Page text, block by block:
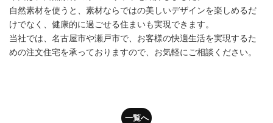
自然素材を使うと、素材ならではの美しいデザインを楽しめるだ
けでなく、健康的に過ごせる住まいも実現できます。
当社では、名古屋市や瀬戸市で、お客様の快適生活を実現するた
めの注文住宅を承っておりますので、お気軽にご相談ください。
一覧へ